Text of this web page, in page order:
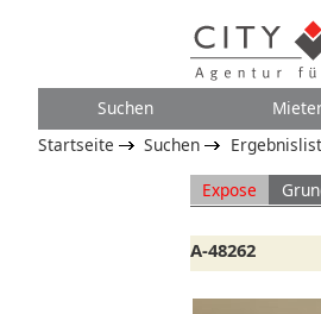
Suchen
Startseite Suchen
Expose
A-48262